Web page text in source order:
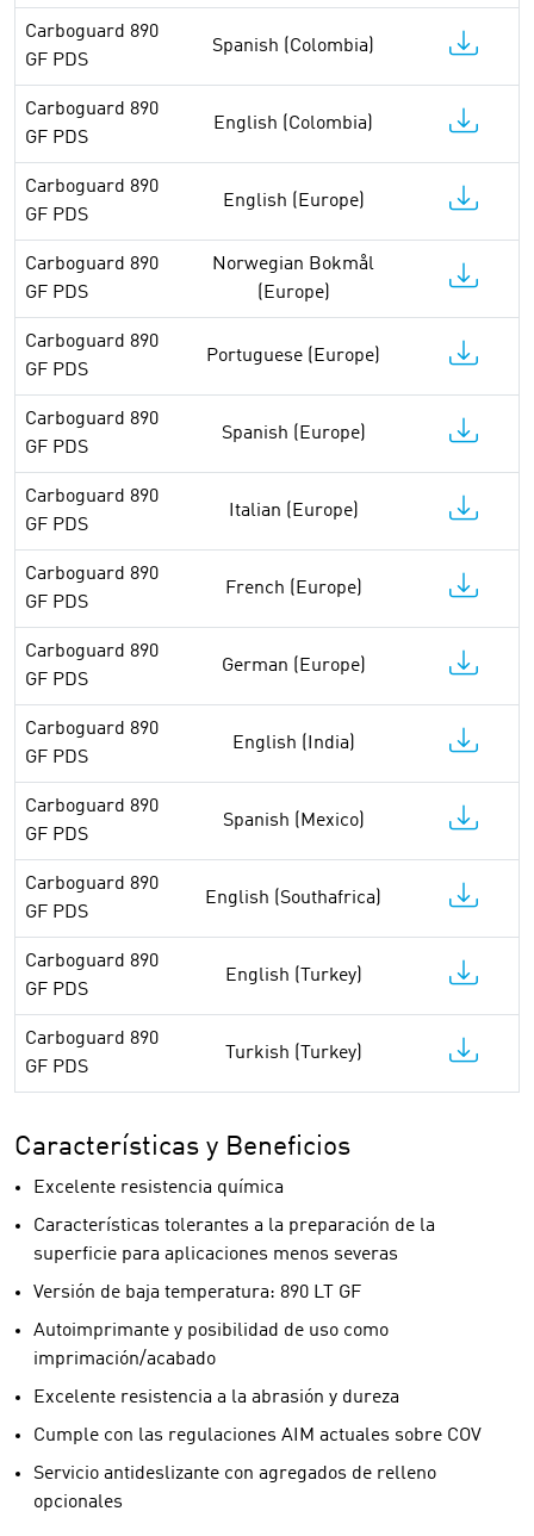
Carboguard 890
GF PDS
Spanish (Colombia)
Carboguard 890
GF PDS
English (Colombia)
Carboguard 890
GF PDS
English (Europe)
Carboguard 890
GF PDS
Norwegian Bokmål
(Europe)
Carboguard 890
GF PDS
Portuguese (Europe)
Carboguard 890
GF PDS
Spanish (Europe)
Carboguard 890
GF PDS
Italian (Europe)
Carboguard 890
GF PDS
French (Europe)
Carboguard 890
GF PDS
German (Europe)
Carboguard 890
GF PDS
English (India)
Carboguard 890
GF PDS
Spanish (Mexico)
Carboguard 890
GF PDS
English (Southafrica)
Carboguard 890
GF PDS
English (Turkey)
Carboguard 890
GF PDS
Turkish (Turkey)
Características y Beneficios
Excelente resistencia química
Características tolerantes a la preparación de la
superficie para aplicaciones menos severas
Versión de baja temperatura: 890 LT GF
Autoimprimante y posibilidad de uso como
imprimación/acabado
Excelente resistencia a la abrasión y dureza
Cumple con las regulaciones AIM actuales sobre COV
Servicio antideslizante con agregados de relleno
opcionales